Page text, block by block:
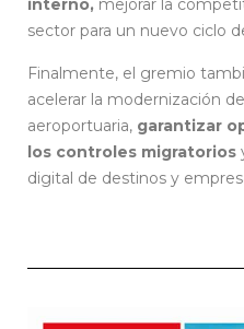
interno, mejorar la
sector para un nuevo ciclo
Finalmente, el gremio
acelerar la modernización
aeroportuaria, garantizar
los controles migratorios
digital de destinos y